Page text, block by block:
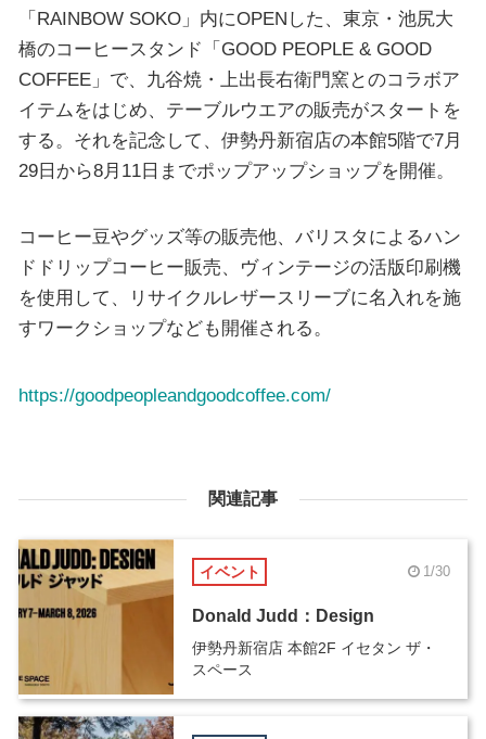
「RAINBOW SOKO」内にOPENした、東京・池尻大
橋のコーヒースタンド「GOOD PEOPLE & GOOD
COFFEE」で、九谷焼・上出長右衛門窯とのコラボア
イテムをはじめ、テーブルウエアの販売がスタートを
する。それを記念して、伊勢丹新宿店の本館5階で7月
29日から8月11日までポップアップショップを開催。
コーヒー豆やグッズ等の販売他、バリスタによるハン
ドドリップコーヒー販売、ヴィンテージの活版印刷機
を使用して、リサイクルレザースリーブに名入れを施
すワークショップなども開催される。
https://goodpeopleandgoodcoffee.com/
関連記事
イベント 1/30
Donald Judd：Design
伊勢丹新宿店 本館2F イセタン ザ・
スペース